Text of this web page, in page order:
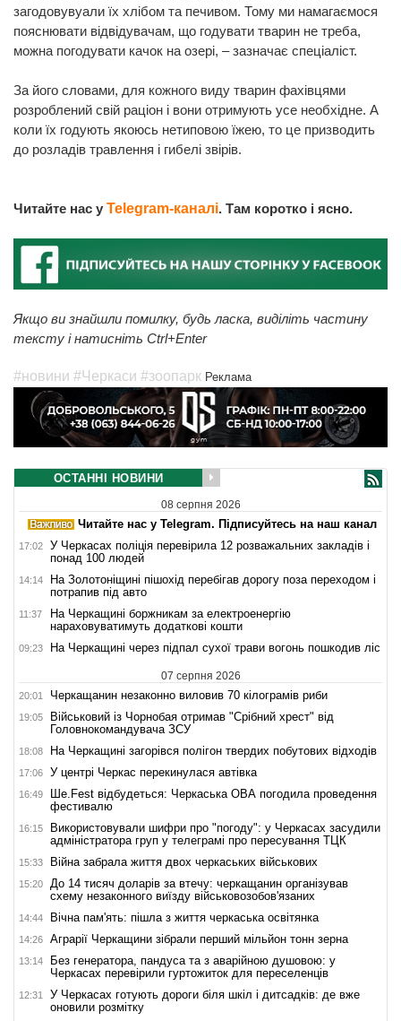
загодовувуали їх хлібом та печивом. Тому ми намагаємося
пояснювати відвідувачам, що годувати тварин не треба,
можна погодувати качок на озері, – зазначає спеціаліст.
За його словами, для кожного виду тварин фахівцями
розроблений свій раціон і вони отримують усе необхідне. А
коли їх годують якоюсь нетиповою їжею, то це призводить
до розладів травлення і гибелі звірів.
Читайте нас у Telegram-каналі. Там коротко і ясно.
Якщо ви знайшли помилку, будь ласка, виділіть частину
тексту і натисніть Ctrl+Enter
#новини #Черкаси #зоопарк Реклама
ОСТАННІ НОВИНИ
08 серпня 2026
Читайте нас у Telegram. Підписуйтесь на наш канал
17:02
У Черкасах поліція перевірила 12 розважальних закладів і
понад 100 людей
14:14
На Золотоніщині пішохід перебігав дорогу поза переходом і
потрапив під авто
11:37
На Черкащині боржникам за електроенергію
нараховуватимуть додаткові кошти
09:23 На Черкащині через підпал сухої трави вогонь пошкодив ліс
07 серпня 2026
20:01 Черкащанин незаконно виловив 70 кілограмів риби
19:05
Військовий із Чорнобая отримав "Срібний хрест" від
Головнокомандувача ЗСУ
18:08 На Черкащині загорівся полігон твердих побутових відходів
17:06 У центрі Черкас перекинулася автівка
16:49
Ше.Fest відбудеться: Черкаська ОВА погодила проведення
фестивалю
16:15
Використовували шифри про "погоду": у Черкасах засудили
адміністратора груп у телеграмі про пересування ТЦК
15:33 Війна забрала життя двох черкаських військових
15:20
До 14 тисяч доларів за втечу: черкащанин організував
схему незаконного виїзду військовозобов'язаних
14:44 Вічна пам'ять: пішла з життя черкаська освітянка
14:26 Аграрії Черкащини зібрали перший мільйон тонн зерна
13:14
Без генератора, пандуса та з аварійною душовою: у
Черкасах перевірили гуртожиток для переселенців
12:31
У Черкасах готують дороги біля шкіл і дитсадків: де вже
оновили розмітку